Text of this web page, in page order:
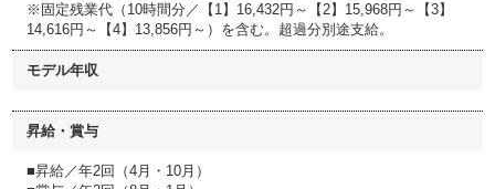
※固定残業代（10時間分／【1】16,432円～【2】15,968円～【3】
14,616円～【4】13,856円～）を含む。超過分別途支給。
モデル年収
昇給・賞与
■昇給／年2回（4月・10月）